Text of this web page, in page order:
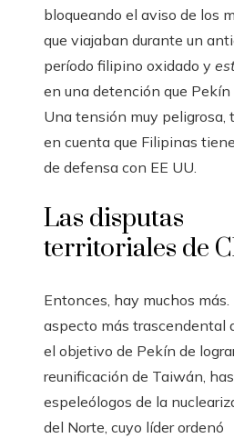
bloqueando el aviso de los
que viajaban durante un
período filipino oxidado y
en una detención que Pekín
Una tensión muy peligrosa,
en cuenta que Filipinas
de defensa con EE UU.
Las disputas
territoriales de
Entonces, hay muchos más.
aspecto más trascendental
el objetivo de Pekín de
reunificación de Taiwán,
espeleólogos de la
del Norte, cuyo líder ordenó